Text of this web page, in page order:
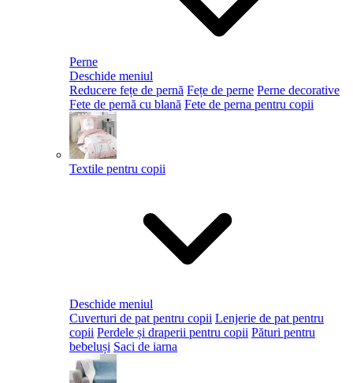
Perne
Deschide meniul
Reducere fețe de pernă Fețe de perne Perne decorative
Fete de pernă cu blană Fete de perna pentru copii
Textile pentru copii
Deschide meniul
Cuverturi de pat pentru copii Lenjerie de pat pentru
copii Perdele și draperii pentru copii Pături pentru
bebeluși Saci de iarna